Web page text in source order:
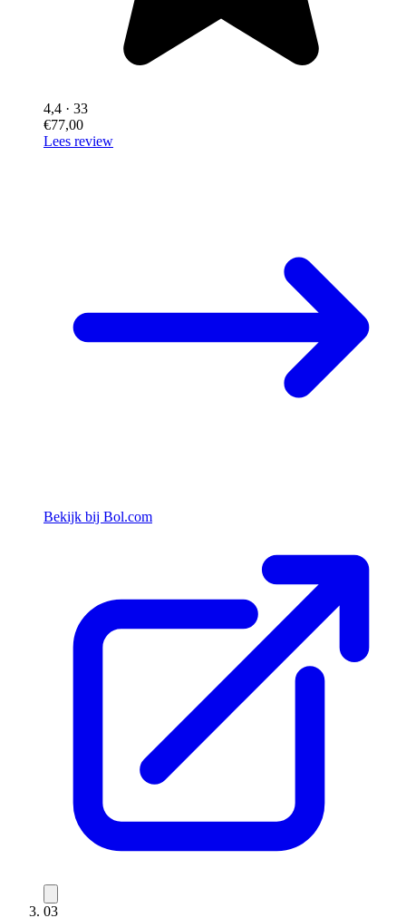
4,4 · 33
€77,00
Lees review
Bekijk bij Bol.com
03